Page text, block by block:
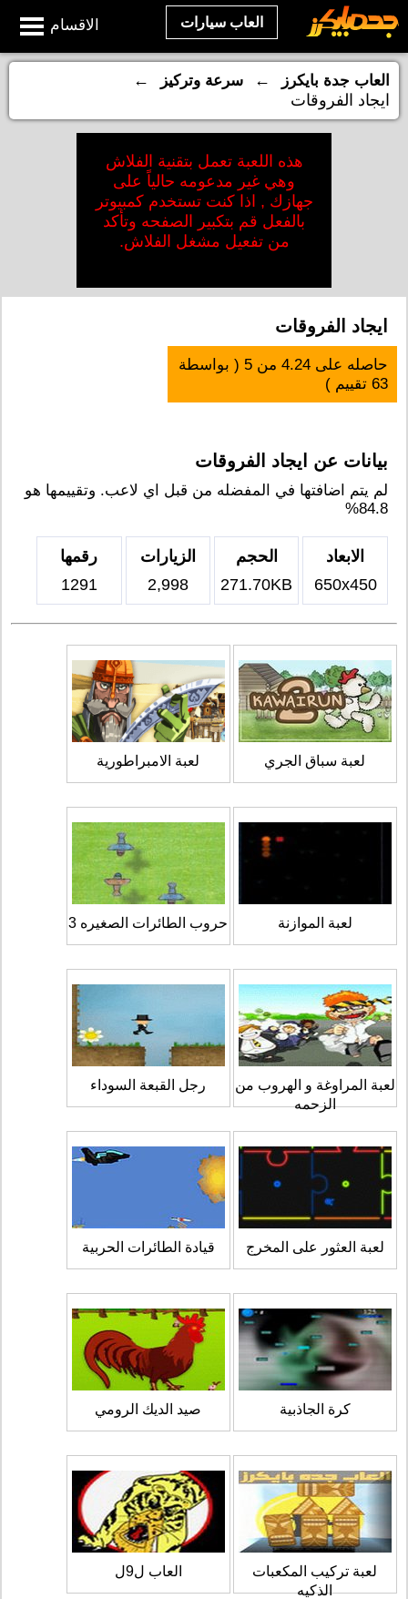
الاقسام العاب سيارات
العاب جدة بايكرز ← سرعة وتركيز
←
ايجاد الفروقات
هذه اللعبة تعمل بتقنية الفلاش
وهي غير مدعومه حالياً على
جهازك , اذا كنت تستخدم كمبيوتر
بالفعل قم بتكبير الصفحه وتأكد
من تفعيل مشغل الفلاش.
ايجاد الفروقات
حاصله على4.24 من5 ( بواسطة
63 تقييم )
بيانات عن ايجاد الفروقات
لم يتم اضافتها في المفضله من قبل اي لاعب. وتقييمها هو
84.8%
الابعاد
650x450
الحجم
271.70KB
الزيارات
2,998
رقمها
1291
لعبة سباق الجري لعبة الامبراطورية
لعبة الموازنة حروب الطائرات الصغيره 3
لعبة المراوغة و الهروب من
الزحمه
رجل القبعة السوداء
لعبة العثور على المخرج قيادة الطائرات الحربية
كرة الجاذبية صيد الديك الرومي
لعبة تركيب المكعبات
الذكيه
العاب ل9ل